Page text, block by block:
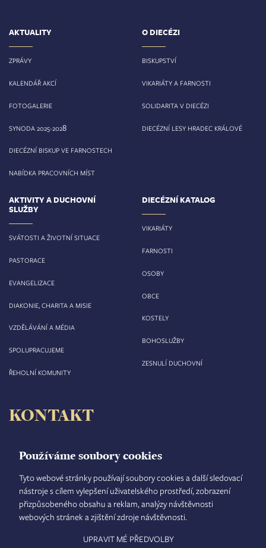
Používáme soubory cookies
Tyto webové stránky používají soubory cookies a další sledovací
nástroje s cílem vylepšení uživatelského prostředí, zobrazení
přizpůsobeného obsahu a reklam, analýzy návštěvnosti
webových stránek a zjištění zdroje návštěvnosti.
UPRAVIT MÉ PŘEDVOLBY
AKTUALITY
ZPRÁVY
KALENDÁŘ AKCÍ
FOTOGALERIE
SYNODA 2025-2028
DIECÉZNÍ BISKUP VE FARNOSTECH
NABÍDKA PRACOVNÍCH MÍST
O DIECÉZI
BISKUPSTVÍ
VIKARIÁTY A FARNOSTI
SOLIDARITA V DIECÉZI
DIECÉZNÍ LESY HRADEC KRÁLOVÉ
AKTIVITY A DUCHOVNÍ
SLUŽBY
SVÁTOSTI A ŽIVOTNÍ SITUACE
PASTORACE
EVANGELIZACE
DIAKONIE, CHARITA A MISIE
VZDĚLÁVÁNÍ A MÉDIA
SPOLUPRACUJEME
ŘEHOLNÍ KOMUNITY
DIECÉZNÍ KATALOG
VIKARIÁTY
FARNOSTI
OSOBY
OBCE
KOSTELY
BOHOSLUŽBY
ZESNULÍ DUCHOVNÍ
KONTAKT
Velké náměstí 35/44
500 03 Hradec Králové
tel.: +420 495 063 611
IČO: 00 44 51 34
DIČ: CZ 00 44 51 34
Číslo účtu: 1006010044/5500
TISKOVÝ MLUVČÍ INTRANET MAPA STRÁNEK